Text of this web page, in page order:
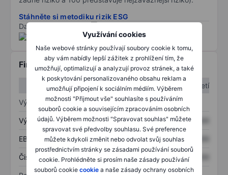
Využívání cookies
Naše webové stránky používají soubory cookie k tomu,
aby vám nabídly lepší zážitek z prohlížení tím, že
umožňují, optimalizují a analyzují provoz stránek, a také
k poskytování personalizovaného obsahu reklam a
umožňují připojení k sociálním médiím. Výběrem
možnosti "Přijmout vše" souhlasíte s používáním
souborů cookie a souvisejícím zpracováním osobních
údajů. Výběrem možnosti "Spravovat souhlas" můžete
spravovat své předvolby souhlasu. Své preference
můžete kdykoli změnit nebo odvolat svůj souhlas
prostřednictvím stránky se zásadami používání souborů
cookie. Prohlédněte si prosím naše zásady používání
souborů cookie cookie a naše zásady ochrany osobních
Stáhněte si metodiku rizik ESG
Data poskytnuta od
Finanční informace
1. čtvrtletí
2. čtvrtletí
Výkaz zisku a ztráty
Výnos XXXXXXX XXXXXXX
EBITDA XXXXXXX XXXXXXX
Čistý příjem XXXXXXX XXXXXXX